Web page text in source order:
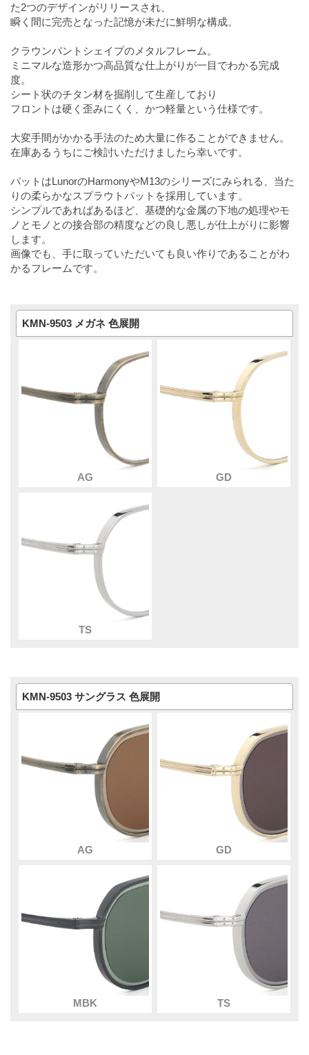
た2つのデザインがリリースされ、
瞬く間に完売となった記憶が未だに鮮明な構成。
クラウンパントシェイプのメタルフレーム。
ミニマルな造形かつ高品質な仕上がりが一目でわかる完成
度。
シート状のチタン材を掘削して生産しており
フロントは硬く歪みにくく、かつ軽量という仕様です。
大変手間がかかる手法のため大量に作ることができません。
在庫あるうちにご検討いただけましたら幸いです。
パットはLunorのHarmonyやM13のシリーズにみられる、当た
りの柔らかなスプラウトパットを採用しています。
シンプルであればあるほど、基礎的な金属の下地の処理やモ
ノとモノとの接合部の精度などの良し悪しが仕上がりに影響
します。
画像でも、手に取っていただいても良い作りであることがわ
かるフレームです。
KMN-9503 メガネ 色展開
AG GD
TS
KMN-9503 サングラス 色展開
AG GD
MBK TS